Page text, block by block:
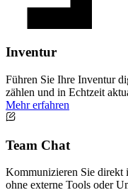
Inventur
Führen Sie Ihre Inventur
zählen und in Echtzeit
Mehr erfahren
Team Chat
Kommunizieren Sie direkt
ohne externe Tools oder